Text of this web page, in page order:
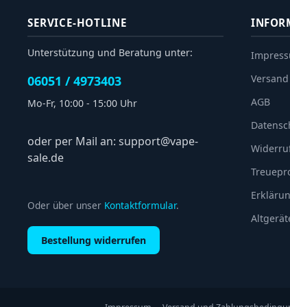
SERVICE-HOTLINE
Unterstützung und Beratung unter:
06051 / 4973403
Mo-Fr, 10:00 - 15:00 Uhr
oder per Mail an: support@vape-
sale.de
Oder über unser Kontaktformular.
Bestellung widerrufen
AGB